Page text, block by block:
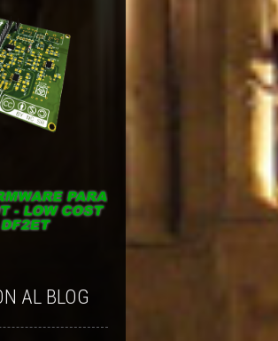
AL BLOG